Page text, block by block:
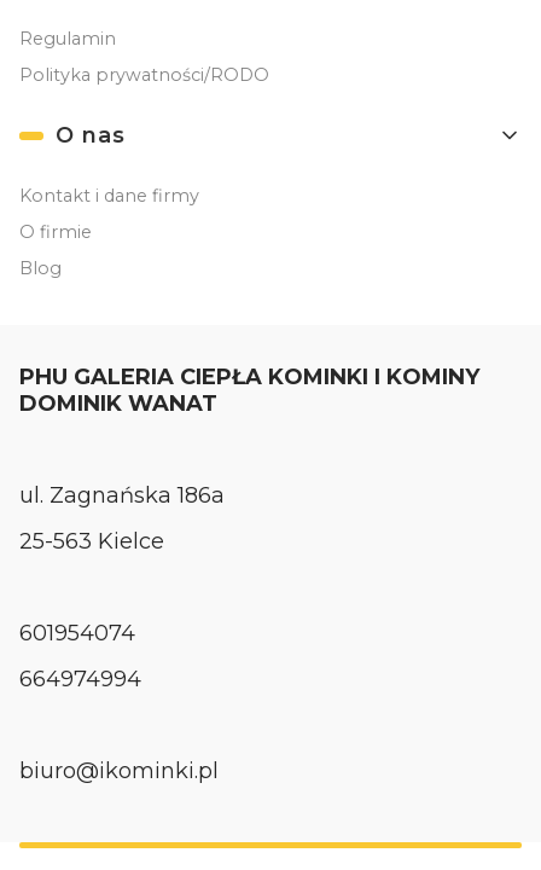
Regulamin
Polityka prywatności/RODO
O nas
Kontakt i dane firmy
O firmie
Blog
PHU GALERIA CIEPŁA KOMINKI I KOMINY
DOMINIK WANAT
ul. Zagnańska 186a
25-563 Kielce
601954074
664974994
biuro@ikominki.pl